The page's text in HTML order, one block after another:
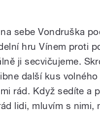
sebe Vondruška
hru Vínem proti
ji secvičujeme.
další kus volného
rád. Když sedíte a
lidi, mluvím s nimi,